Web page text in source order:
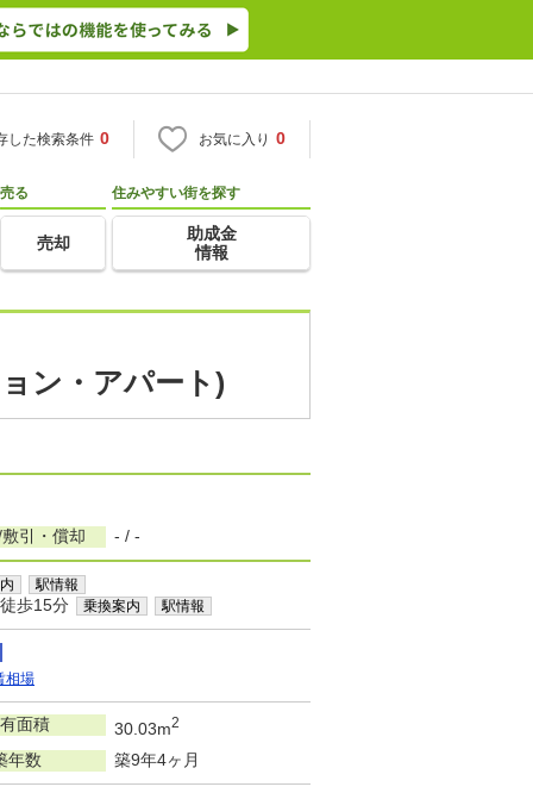
した検索条件 0 お気に入り 0
売る
売却
住みやすい街を探す
助成金
情報
ン・アパート)
引・償却 - / -
駅情報
徒歩15分 乗換案内 駅情報
相場
面積 30.03m2
年数 築9年4ヶ月